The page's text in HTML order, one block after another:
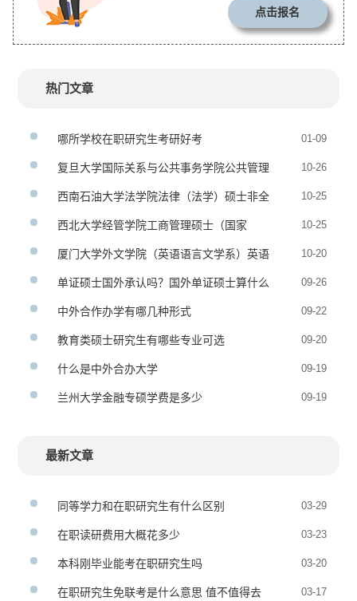
点击报名
热门文章
哪所学校在职研究生考研好考 01-09
复旦大学国际关系与公共事务学院公共管理
硕士（MPA）非全日制研究生招生简章
10-26
西南石油大学法学院法律（法学）硕士非全
日制研究生招生简章
10-25
西北大学经管学院工商管理硕士（国家
MBA）全日制研究生招生简章
10-25
厦门大学外文学院（英语语言文学系）英语
笔译硕士非全日制研究生招生简章
10-20
单证硕士国外承认吗？国外单证硕士算什么
学历
09-26
中外合作办学有哪几种形式 09-22
教育类硕士研究生有哪些专业可选 09-20
什么是中外合办大学 09-19
兰州大学金融专硕学费是多少 09-19
最新文章
同等学力和在职研究生有什么区别 03-29
在职读研费用大概花多少 03-23
本科刚毕业能考在职研究生吗 03-20
在职研究生免联考是什么意思 值不值得去 03-17